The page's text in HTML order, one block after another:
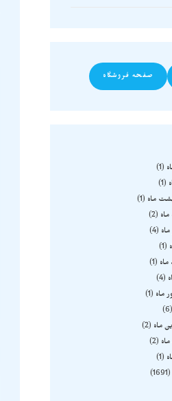
صفحه فروشگاه
1
1
ماه
1
2
4
1
1
4
ماه
1
6
ماه
2
2
1
1691